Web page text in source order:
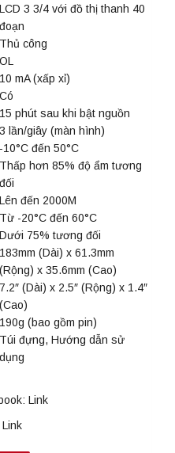
LCD 3 3/4 với đồ thị thanh 40
đoạn
Thủ công
OL
10 mA (xấp xỉ)
Có
15 phút sau khi bật nguồn
3 lần/giây (màn hình)
-10°C đến 50°C
Thấp hơn 85% độ ẩm tương
đối
Lên đến 2000M
Từ -20°C đến 60°C
Dưới 75% tương đối
183mm (Dài) x 61.3mm
(Rộng) x 35.6mm (Cao)
7.2″ (Dài) x 2.5″ (Rộng) x 1.4″
(Cao)
190g (bao gồm pin)
Túi đựng, Hướng dẫn sử
dụng
Link
Link